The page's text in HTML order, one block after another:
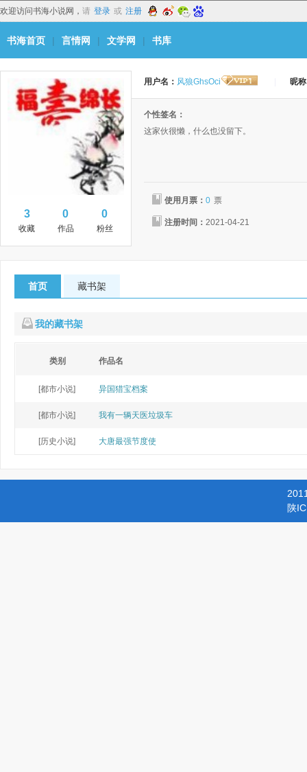
欢迎访问书海小说网， 请 登录 或 注册
书海首页 | 言情网 | 文学网 | 书库
3
收藏
0
作品
0
粉丝
用户名： 风狼GhsOci 昵
个性签名：
这家伙很懒，什么也没留下。
使用月票： 0 票
注册时间： 2021-04-21
首页 藏书架
我的藏书架
类别 作品名
[都市小说] 异国猎宝档案
[都市小说] 我有一辆天医垃圾车
[历史小说] 大唐最强节度使
陕